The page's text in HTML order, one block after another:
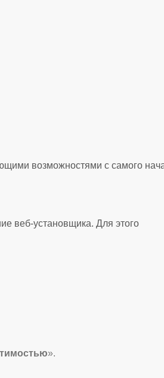
возможностями с самого
веб-установщика. Для этого
».